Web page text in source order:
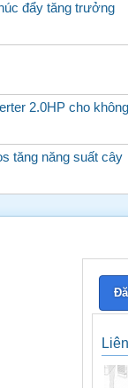
đẩy tăng trưởng
2.0HP cho
tăng năng suất cây